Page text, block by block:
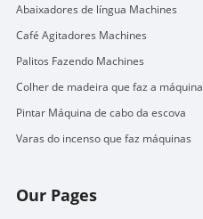
Abaixadores de língua Machines
Café Agitadores Machines
Palitos Fazendo Machines
Colher de madeira que faz a máquina
Pintar Máquina de cabo da escova
Varas do incenso que faz máquinas
Our Pages